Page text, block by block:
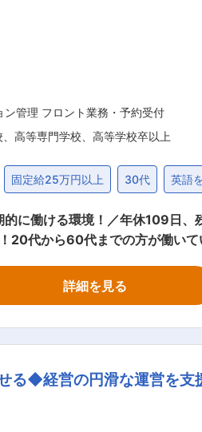
ン管理 フロント業務・予約受付
高等専門学校、高等学校卒以上
固定給25万円以上 30代 英語
！／年休109日、残業少なめ〜 ＼安定
20代から60代までの方が働い
業務を担当していただきます
しての業務もお任せする可能性が
緊急又は非常時における連絡及び
球交換等の部屋内での簡易的なサ
詳細を見る
る◆経営の円滑な運営を支